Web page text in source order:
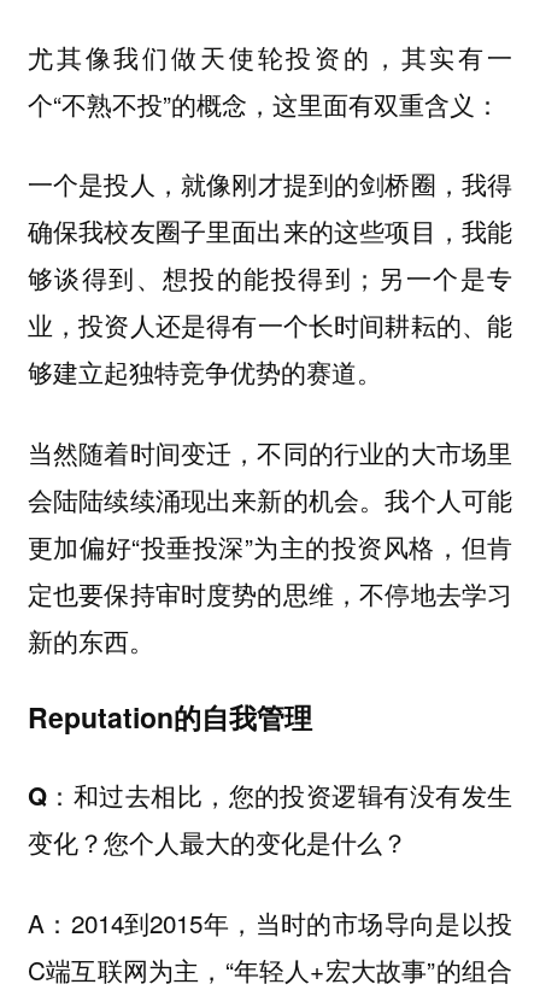
尤其像我们做天使轮投资的，其实有一
个“不熟不投”的概念，这里面有双重含义：
一个是投人， 就像刚才提到的剑桥圈，我得
确保我校友圈子里面出来的这些项目，我能
够谈得到、想投的能投得到； 另一个是专
业，投资人还是得有一个长时间耕耘的、能
够建立起独特竞争优势的赛道。
当然随着时间变迁，不同的行业的大市场里
会陆陆续续涌现出来新的机会。我个人可能
更加偏好“投垂投深”为主的投资风格，但肯
定也要保持审时度势的思维，不停地去学习
新的东西。
Reputation的自我管理
Q：和过去相比，您的投资逻辑有没有发生
变化？您个人最大的变化是什么？
A：2014到2015年，当时的市场导向是以投
C端互联网为主，“年轻人+宏大故事”的组合